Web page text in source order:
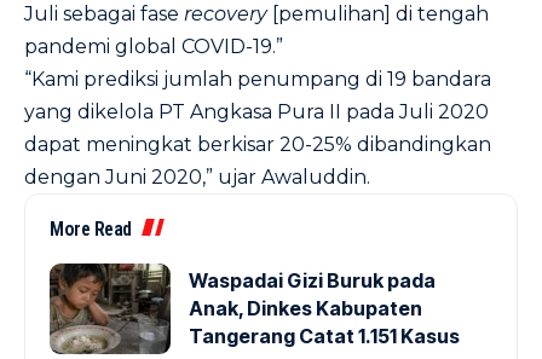
Juli sebagai fase recovery[pemulihan] di tengah
pandemi global COVID-19.”
“Kami prediksi jumlah penumpang di 19 bandara
yang dikelola PT Angkasa Pura II pada Juli 2020
dapat meningkat berkisar 20-25% dibandingkan
dengan Juni 2020,” ujar Awaluddin.
More Read
Waspadai Gizi Buruk pada
Anak, Dinkes Kabupaten
Tangerang Catat 1.151 Kasus